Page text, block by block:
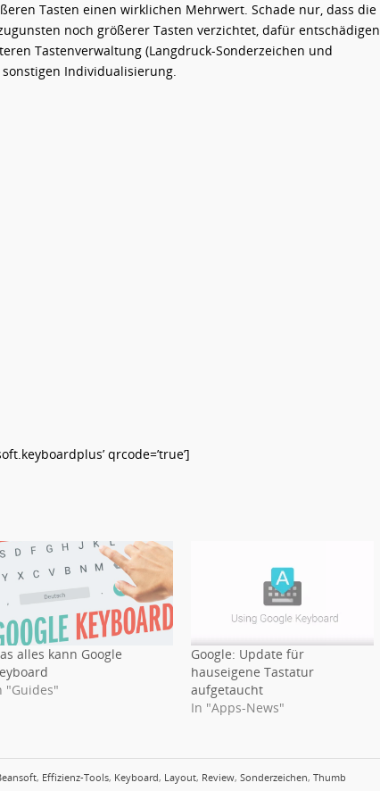
Tasten einen wirklichen Mehrwert. Schade nur, dass die
noch größerer Tasten verzichtet, dafür entschädigen
Tastenverwaltung (Langdruck-Sonderzeichen und
Individualisierung.
qrcode=’true’]
alles kann Google
"Guides"
Google: Update für
hauseigene Tastatur
aufgetaucht
In "Apps-News"
, Effizienz-Tools, Keyboard, Layout, Review, Sonderzeichen, Thumb